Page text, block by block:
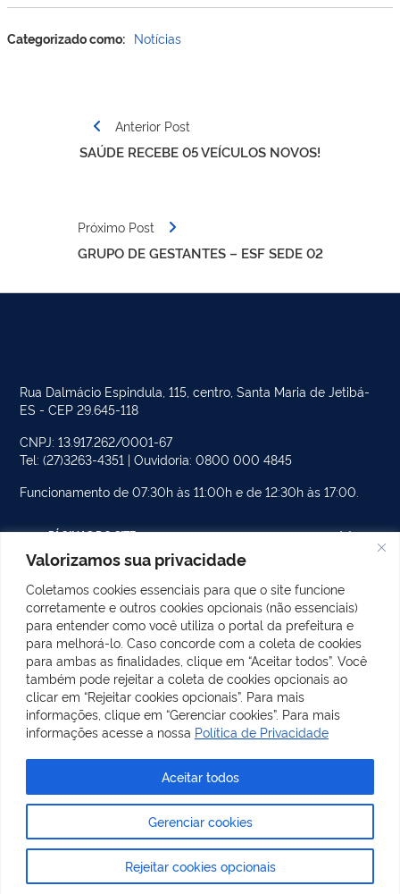
Valorizamos sua privacidade
Coletamos cookies essenciais para que o site funcione
corretamente e outros cookies opcionais (não essenciais)
para entender como você utiliza o portal da prefeitura e
para melhorá-lo. Caso concorde com a coleta de cookies
para ambas as finalidades, clique em “Aceitar todos”. Você
também pode rejeitar a coleta de cookies opcionais ao
clicar em “Rejeitar cookies opcionais”. Para mais
informações, clique em “Gerenciar cookies”. Para mais
informações acesse a nossa Política de Privacidade
Gerenciar cookies
Rejeitar cookies opcionais
Aceitar todos
Categorizado como: Notícias
NavegaçãoAnterior Post
SAÚDE RECEBE 05 VEÍCULOS NOVOS!
Próximo Post
GRUPO DE GESTANTES – ESF SEDE 02
Rua Dalmácio Espindula, 115, centro, Santa Maria de Jetibá-
ES - CEP 29.645-118
CNPJ: 13.917.262/0001-67
Tel: (27)3263-4351 | Ouvidoria: 0800 000 4845
Funcionamento de 07:30h às 11:00h e de 12:30h às 17:00.
PÁGINAS DO SITE
POSTS RECENTES
REDES SOCIAIS
Facebook
Instagram
Todo o conteúdo deste site está publicado sob a licença
Creative Commons Atribuição-SemDerivações 3.0 Não
Adaptada.